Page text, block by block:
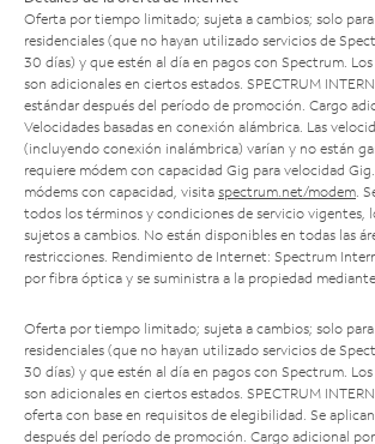
Oferta por tiempo limitado; sujeta a cambios; solo
residenciales (que no hayan utilizado servicios de
30 días) y que estén al día en pagos con Spectrum.
son adicionales en ciertos estados. SPECTRUM
estándar después del período de promoción. Cargo
Velocidades basadas en conexión alámbrica. Las
(incluyendo conexión inalámbrica) varían y no están
requiere módem con capacidad Gig para velocidad
módems con capacidad, visita spectrum.net/modem .
todos los términos y condiciones de servicio vigentes,
sujetos a cambios. No están disponibles en todas las
restricciones. Rendimiento de Internet: Spectrum
por fibra óptica y se suministra a la propiedad
Oferta por tiempo limitado; sujeta a cambios; solo
residenciales (que no hayan utilizado servicios de
30 días) y que estén al día en pagos con Spectrum.
son adicionales en ciertos estados. SPECTRUM
oferta con base en requisitos de elegibilidad. Se
después del período de promoción. Cargo adicional